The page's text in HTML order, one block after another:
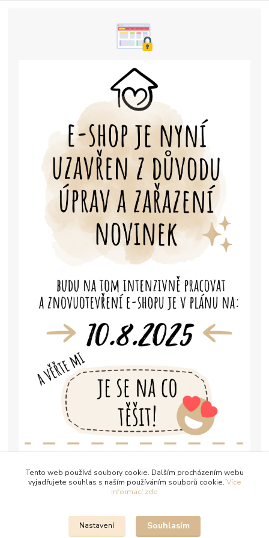
Tento web používá soubory cookie. Dalším procházením webu
vyjadřujete souhlas s naším používáním souborů cookie. Více
informací zde
Nastavení Souhlasím